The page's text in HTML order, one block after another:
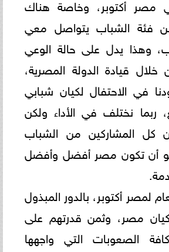
مصر أكتوبر، وخاصة هناك
فئة الشباب يتواصل معي
وهذا يدل على حالة الوعي
قيادة الدولة المصرية،
في الاحتفال لكيان شبابي
ربما نختلف في الأداء ولكن
كل المشاركين من الشباب
أن تكون مصر أفضل وأفضل
لمصر أكتوبر، بالدور المبذول
مصر، وثمن قدرتهم على
الصعوبات التي واجهها